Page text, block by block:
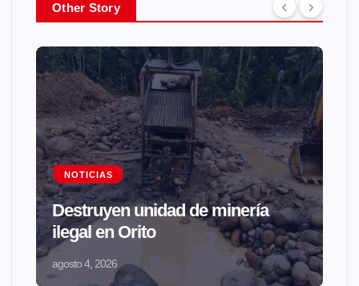
Other Story
NOTICIAS
Destruyen unidad de minería
ilegal en Orito
agosto 4, 2026